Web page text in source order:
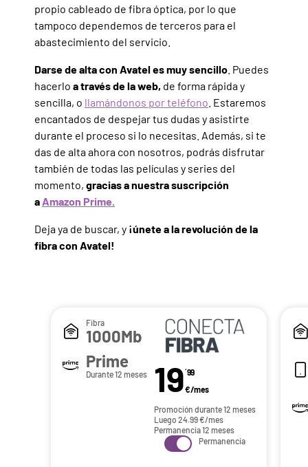
propio cableado de fibra óptica, por lo que
tampoco dependemos de terceros para el
abastecimiento del servicio.
Darse de alta con Avatel es muy sencillo . Puedes
hacerlo a través de la web, de forma rápida y
sencilla, o llamándonos por teléfono . Estaremos
encantados de despejar tus dudas y asistirte
durante el proceso si lo necesitas. Además, si te
das de alta ahora con nosotros, podrás disfrutar
también de todas las películas y series del
momento, gracias a nuestra suscripción
a Amazon Prime.
Deja ya de buscar, y ¡únete a la revolución de la
fibra con Avatel!
Fibra
1000Mb
Prime
Durante 12 meses 19´99
€/mes
Promoción durante 12 meses
Luego 24.99€/mes
Permanencia 12 meses
Permanencia